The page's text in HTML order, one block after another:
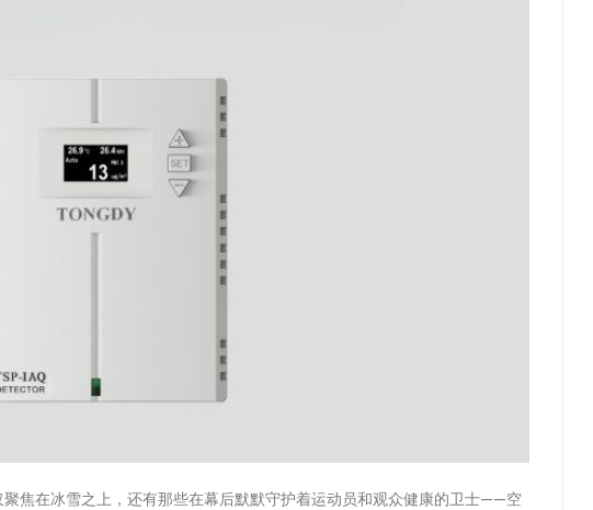
焦在冰雪之上，还有那些在幕后默默守护着运动员和观众健康的卫士——空